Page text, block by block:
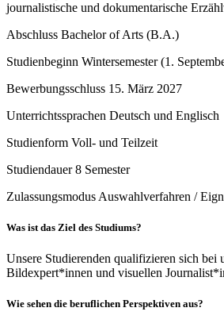
journalistische und dokumentarische
Abschluss Bachelor of Arts (B.A.)
Studienbeginn Wintersemester (1.
Bewerbungsschluss 15. März 2027
Unterrichtssprachen Deutsch und Englisch
Studienform Voll- und Teilzeit
Studiendauer 8 Semester
Zulassungsmodus Auswahlverfahren /
Was ist das Ziel des Studiums?
Unsere Studierenden qualifizieren sich bei
Bildexpert*innen und visuellen
Wie sehen die beruflichen Perspektiven aus?